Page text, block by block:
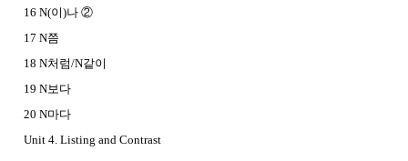
16 N(이)나 ②
17 N쯤
18 N처럼/N같이
19 N보다
20 N마다
Unit 4. Listing and Contrast